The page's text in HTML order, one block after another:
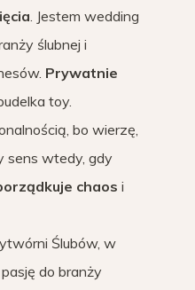
. Jestem wedding
ślubnej i
Prywatnie
toy.
bo wierzę,
sens wtedy, gdy
chaos i
Ślubów, w
do branży